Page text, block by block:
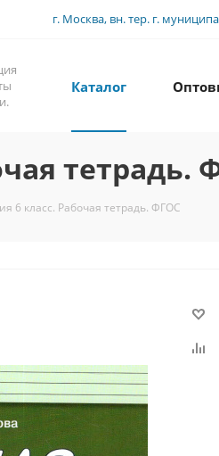
г. Москва, вн. тер. г.
Каталог
тетрадь.
6 класс. Рабочая тетрадь. ФГОС